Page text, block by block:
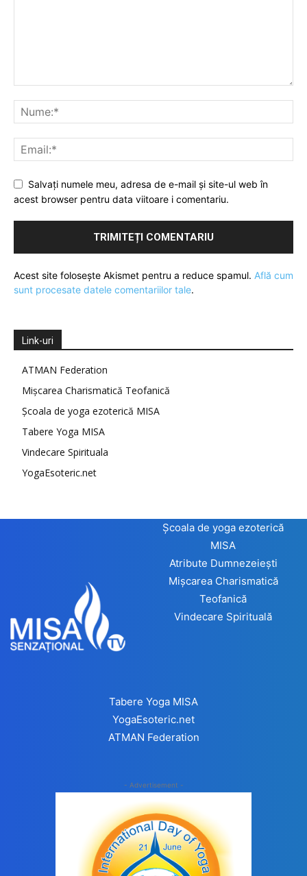
Salvați numele meu, adresa de e-mail și site-ul web în
acest browser pentru data viitoare i comentariu.
Acest site folosește Akismet pentru a reduce spamul. Află cum
sunt procesate datele comentariilor tale.
Link-uri
ATMAN Federation
Mișcarea Charismatică Teofanică
Școala de yoga ezoterică MISA
Tabere Yoga MISA
Vindecare Spirituala
YogaEsoteric.net
Școala de yoga ezoterică
MISA
Atribute Dumnezeiești
Mișcarea Charismatică
Teofanică
Vindecare Spirituală
Tabere Yoga MISA
YogaEsoteric.net
ATMAN Federation
- Advertisement -